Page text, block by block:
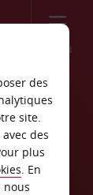
Menu
des
site.
des
plus
. En
nous